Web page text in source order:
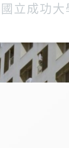
國立成功大